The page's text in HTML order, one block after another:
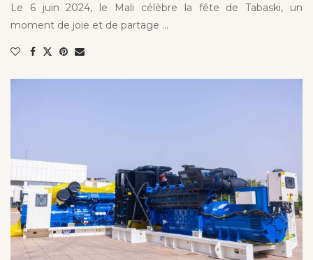
Le 6 juin 2024, le Mali célèbre la fête de Tabaski, un
moment de joie et de partage …